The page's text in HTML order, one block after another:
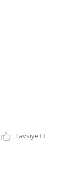
Tavsiye Et